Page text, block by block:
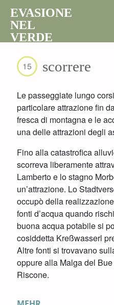
EVASIONE
NEL
VERDE
15 scorrere
Le passeggiate lungo
particolare attrazione fin
fresca di montagna e le
una delle attrazioni degli
Fino alla catastrofica
scorreva liberamente
Lamberto e lo stagno
un’attrazione. Lo
occupò della
fonti d’acqua quando
buona acqua potabile si
cosiddetta Kreßwasserl
Altre fonti si trovavano
oppure alla Malga del
Riscone.